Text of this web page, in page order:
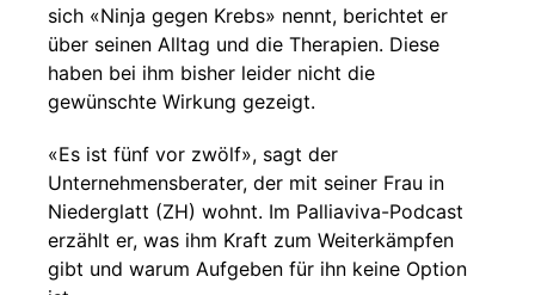
sich «Ninja gegen Krebs» nennt, berichtet er
über seinen Alltag und die Therapien. Diese
haben bei ihm bisher leider nicht die
gewünschte Wirkung gezeigt.
«Es ist fünf vor zwölf», sagt der
Unternehmensberater, der mit seiner Frau in
Niederglatt (ZH) wohnt. Im Palliaviva-Podcast
erzählt er, was ihm Kraft zum Weiterkämpfen
gibt und warum Aufgeben für ihn keine Option